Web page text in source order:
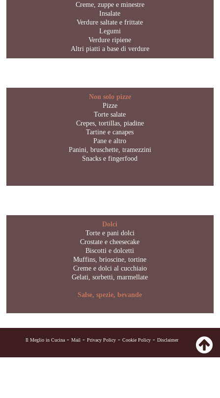
Creme, zuppe e minestre
Insalate
Verdure saltate e frittate
Legumi
Verdure ripiene
Altri piatti a base di verdure
Non solo pizze
Pizze
Torte salate
Crepes, tortillas, piadine
Tartine e canapes
Pane e altro
Panini, bruschette, tramezzini
Snacks e fingerfood
Dolci
Torte e pani dolci
Crostate e cheesecake
Biscotti e dolcetti
Muffins, brioscine, tortine
Creme e dolci al cucchiaio
Gelati, sorbetti, marmellate
Salse, spezie, bevande
Il Meglio in Cucina- Mail - Privacy Policy- Cookie Policy- Disclaimer